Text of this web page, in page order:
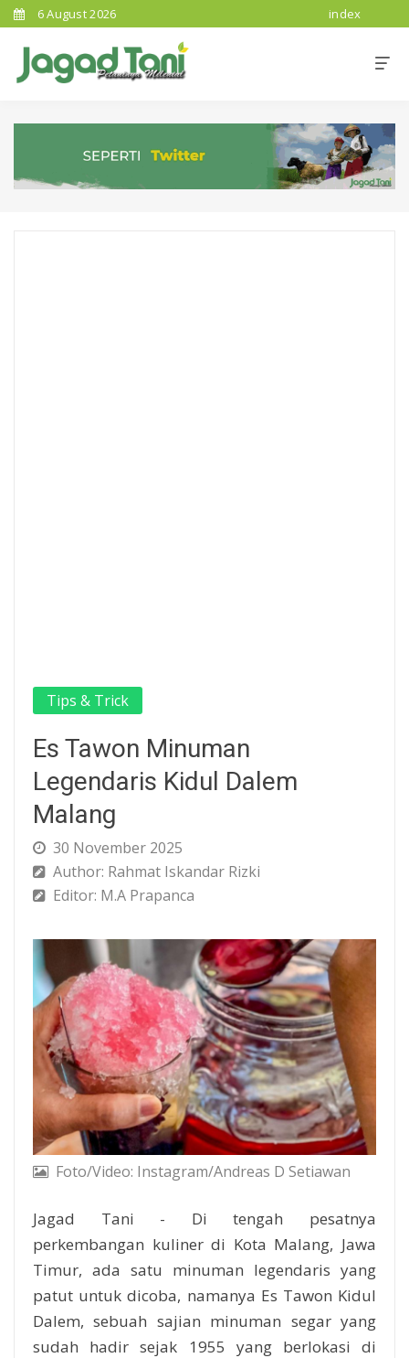
6 August 2026 index
Tips & Trick
Es Tawon Minuman
Legendaris Kidul Dalem
Malang
30 November 2025
Author: Rahmat Iskandar Rizki
Editor: M.A Prapanca
Foto/Video: Instagram/Andreas D Setiawan
Jagad Tani - Di tengah pesatnya
perkembangan kuliner di Kota Malang, Jawa
Timur, ada satu minuman legendaris yang
patut untuk dicoba, namanya Es Tawon Kidul
Dalem, sebuah sajian minuman segar yang
sudah hadir sejak 1955 yang berlokasi di